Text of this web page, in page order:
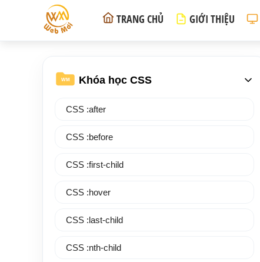
TRANG CHỦ GIỚI THIỆU
WM Khóa học CSS
CSS :after
CSS :before
CSS :first-child
CSS :hover
CSS :last-child
CSS :nth-child